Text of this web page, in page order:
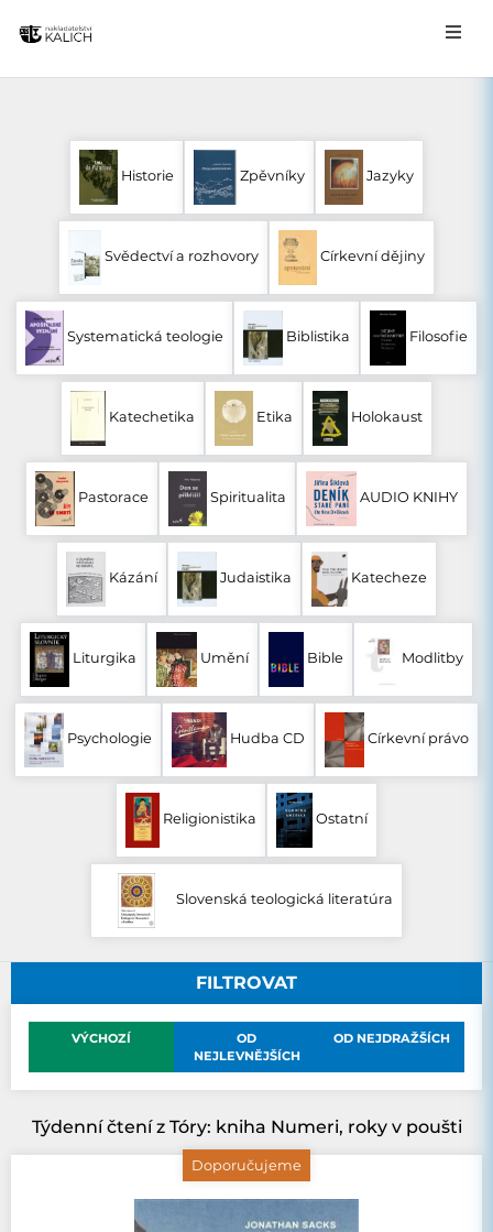
Historie Zpěvníky Jazyky
Svědectví a rozhovory Církevní dějiny
Systematická teologie Biblistika Filosofie
Katechetika Etika Holokaust
Pastorace Spiritualita AUDIO KNIHY
Kázání Judaistika Katecheze
Liturgika Umění Bible Modlitby
Psychologie Hudba CD Církevní právo
Religionistika Ostatní
Slovenská teologická literatúra
FILTROVAT
VÝCHOZÍ
OD
NEJLEVNĚJŠÍCH
OD NEJDRAŽŠÍCH
Doporučujeme
Týdenní čtení z Tóry: kniha Numeri, roky v poušti